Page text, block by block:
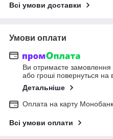
Всі умови доставки
Умови оплати
Ви отримаєте замовлення
або гроші повернуться на
Детальніше
Оплата на карту
Всі умови оплати